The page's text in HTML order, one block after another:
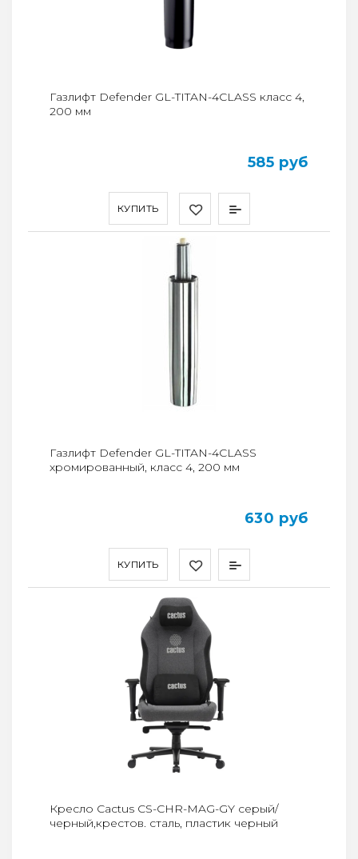
КУПИТЬ
Газлифт Defender GL-TITAN-4CLASS класс 4,
200 мм
585 руб
КУПИТЬ
Газлифт Defender GL-TITAN-4CLASS
хромированный, класс 4, 200 мм
630 руб
Кресло Cactus CS-CHR-MAG-GY серый/
черный,крестов. сталь, пластик черный